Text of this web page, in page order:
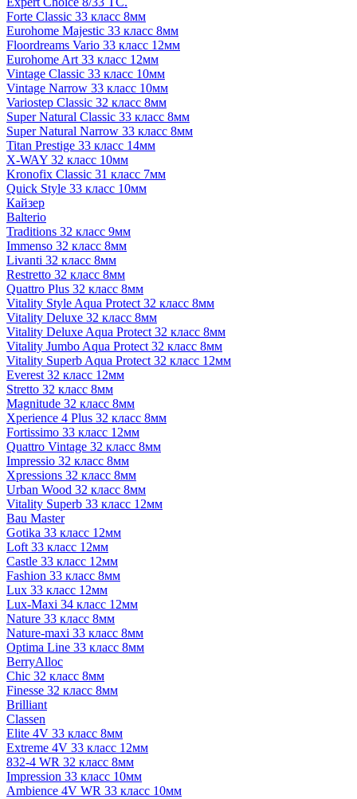
Forte Classic 33 класс 8мм
Eurohome Majestic 33 класс 8мм
Floordreams Vario 33 класс 12мм
Eurohome Art 33 класс 12мм
Vintage Classic 33 класс 10мм
Vintage Narrow 33 класс 10мм
Variostep Classic 32 класс 8мм
Super Natural Classic 33 класс 8мм
Super Natural Narrow 33 класс 8мм
Titan Prestige 33 класс 14мм
X-WAY 32 класс 10мм
Kronofix Classic 31 класс 7мм
Quick Style 33 класс 10мм
Кайзер
Balterio
Traditions 32 класс 9мм
Immenso 32 класс 8мм
Livanti 32 класс 8мм
Restretto 32 класс 8мм
Quattro Plus 32 класс 8мм
Vitality Style Aqua Protect 32 класс 8мм
Vitality Deluxe 32 класс 8мм
Vitality Deluxe Aqua Protect 32 класс 8мм
Vitality Jumbo Aqua Protect 32 класс 8мм
Vitality Superb Aqua Protect 32 класс 12мм
Everest 32 класс 12мм
Stretto 32 класс 8мм
Magnitude 32 класс 8мм
Xperience 4 Plus 32 класс 8мм
Fortissimo 33 класс 12мм
Quattro Vintage 32 класс 8мм
Impressio 32 класс 8мм
Xpressions 32 класс 8мм
Urban Wood 32 класс 8мм
Vitality Superb 33 класс 12мм
Bau Master
Gotika 33 класс 12мм
Loft 33 класс 12мм
Castle 33 класс 12мм
Fashion 33 класс 8мм
Lux 33 класс 12мм
Lux-Maxi 34 класс 12мм
Nature 33 класс 8мм
Nature-maxi 33 класс 8мм
Optima Line 33 класс 8мм
BerryAlloc
Chic 32 класс 8мм
Finesse 32 класс 8мм
Brilliant
Classen
Elite 4V 33 класс 8мм
Extreme 4V 33 класс 12мм
832-4 WR 32 класс 8мм
Impression 33 класс 10мм
Ambience 4V WR 33 класс 10мм